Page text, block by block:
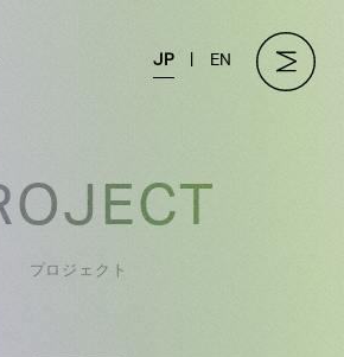
JP EN
プロジェクト